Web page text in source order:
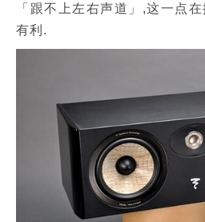
「跟不上左右声道」,这一点
有利.